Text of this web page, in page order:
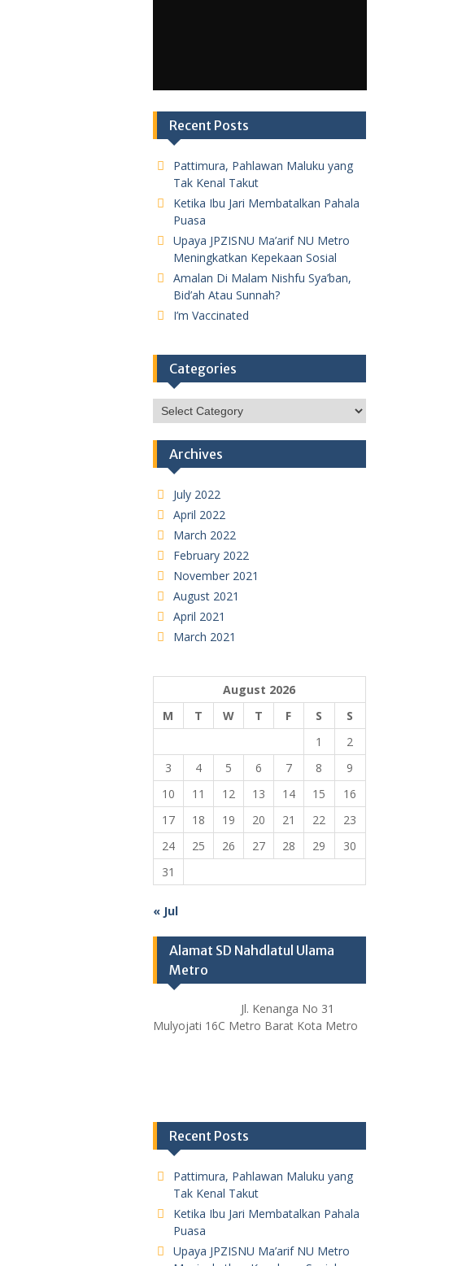
Recent Posts
Pattimura, Pahlawan Maluku yang
Tak Kenal Takut
Ketika Ibu Jari Membatalkan Pahala
Puasa
Upaya JPZISNU Ma’arif NU Metro
Meningkatkan Kepekaan Sosial
Amalan Di Malam Nishfu Sya’ban,
Bid’ah Atau Sunnah?
I’m Vaccinated
Categories
Categories
Archives
July 2022
April 2022
March 2022
February 2022
November 2021
August 2021
April 2021
March 2021
August 2026
M
T W T F S
S
1
2
3
4 5 6 7 8
9
10
11 12 13 14 15
16
17
18 19 20 21 22
23
24
25 26 27 28 29
30
31
« Jul
Alamat SD Nahdlatul Ulama
Metro
Jl. Kenanga No 31
Mulyojati 16C Metro Barat Kota Metro
Recent Posts
Pattimura, Pahlawan Maluku yang
Tak Kenal Takut
Ketika Ibu Jari Membatalkan Pahala
Puasa
Upaya JPZISNU Ma’arif NU Metro